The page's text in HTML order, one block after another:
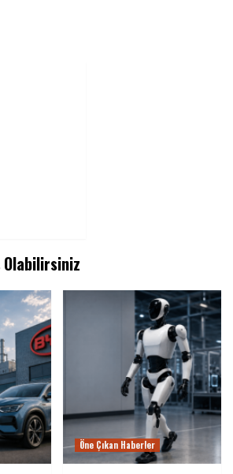
Olabilirsiniz
Öne Çıkan Haberler